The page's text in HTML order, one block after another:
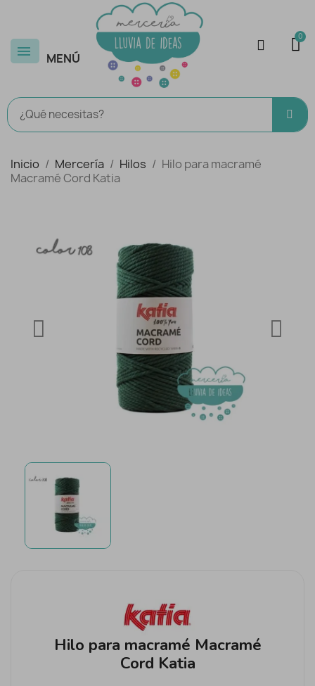
MENÚ
Inicio Mercería Hilos
Hilo para macramé
Macramé Cord Katia
Hilo para macramé Macramé
Cord Katia